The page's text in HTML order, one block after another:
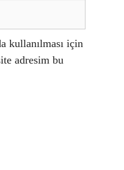
kullanılması için
adresim bu